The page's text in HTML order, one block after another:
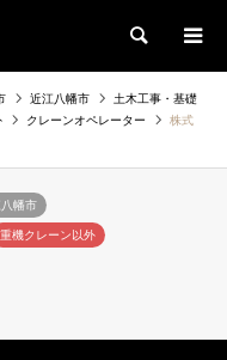
検索
近江八幡市
土木工事・基礎
クレーンオペレーター
株式
幡市
重機クレーン以外